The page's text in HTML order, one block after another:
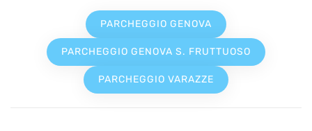
PARCHEGGIO GENOVA
PARCHEGGIO GENOVA S. FRUTTUOSO
PARCHEGGIO VARAZZE